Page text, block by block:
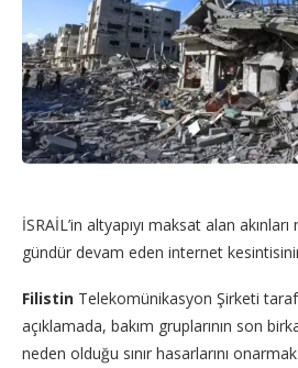
İSRAİL’in altyapıyı maksat alan
gündür devam eden internet
Filistin Telekomünikasyon Şirketi
açıklamada, bakım gruplarının son
neden olduğu sınır hasarlarını onarmak